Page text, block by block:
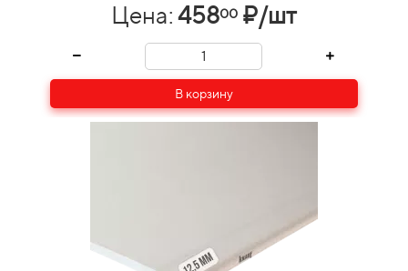
Цена:45800 ₽/шт
В корзину